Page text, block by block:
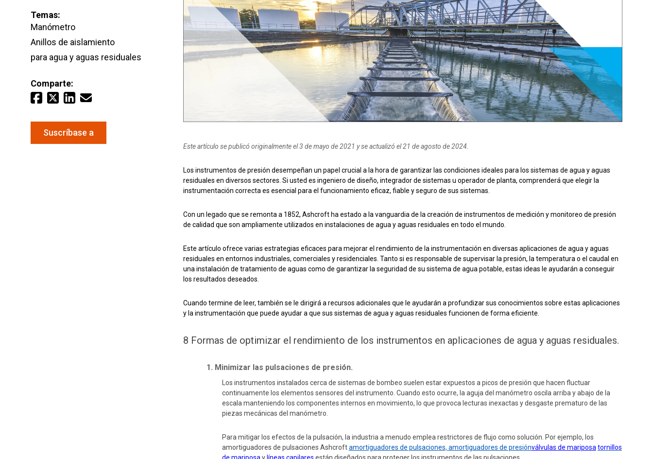
Mantenga sus equipos y procesos críticos en funcionamiento con
mediciones fiables de presión y temperatura.
Configurar el número de pieza del producto Solicitar presupuesto
Agua y aguas residuales
Temas:
Manómetro
Anillos de aislamiento
para agua y aguas residuales
Comparte:
Suscríbase a
Este artículo se publicó originalmente el 3 de mayo de 2021 y se actualizó el 21 de agosto de 2024.
Los instrumentos de presión desempeñan un papel crucial a la hora de garantizar las condiciones ideales para los sistemas de agua y aguas
residuales en diversos sectores. Si usted es ingeniero de diseño, integrador de sistemas u operador de planta, comprenderá que elegir la
instrumentación correcta es esencial para el funcionamiento eficaz, fiable y seguro de sus sistemas.
Con un legado que se remonta a 1852, Ashcroft ha estado a la vanguardia de la creación de instrumentos de medición y monitoreo de presión
de calidad que son ampliamente utilizados en instalaciones de agua y aguas residuales en todo el mundo.
Este artículo ofrece varias estrategias eficaces para mejorar el rendimiento de la instrumentación en diversas aplicaciones de agua y aguas
residuales en entornos industriales, comerciales y residenciales. Tanto si es responsable de supervisar la presión, la temperatura o el caudal en
una instalación de tratamiento de aguas como de garantizar la seguridad de su sistema de agua potable, estas ideas le ayudarán a conseguir
los resultados deseados.
Cuando termine de leer, también se le dirigirá a recursos adicionales que le ayudarán a profundizar sus conocimientos sobre estas aplicaciones
y la instrumentación que puede ayudar a que sus sistemas de agua y aguas residuales funcionen de forma eficiente.
8 Formas de optimizar el rendimiento de los instrumentos en aplicaciones de agua y aguas residuales.
1. Minimizar las pulsaciones de presión.
Los instrumentos instalados cerca de sistemas de bombeo suelen estar expuestos a picos de presión que hacen fluctuar
continuamente los elementos sensores del instrumento. Cuando esto ocurre, la aguja del manómetro oscila arriba y abajo de la
escala manteniendo los componentes internos en movimiento, lo que provoca lecturas inexactas ydesgaste prematuro de las
piezas mecánicas del manómetro.
Para mitigar los efectos de la pulsación, la industria a menudo emplea restrictores de flujo como solución. Por ejemplo, los
amortiguadores de pulsaciones Ashcroftamortiguadores de pulsaciones, amortiguadores de presiónválvulas de mariposa tornillos
de mariposa y líneas capilares están diseñados para proteger los instrumentos de las pulsaciones.